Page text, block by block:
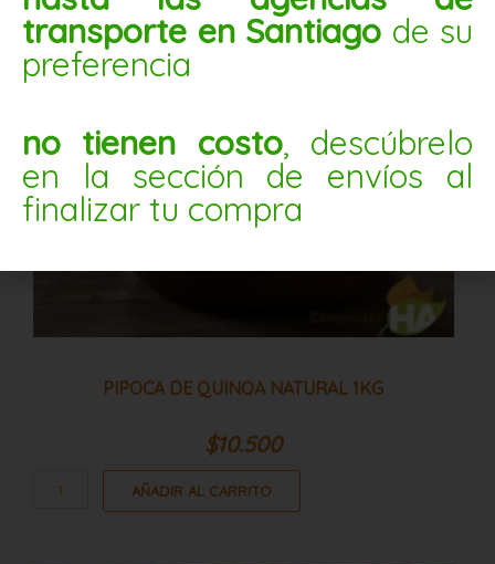
PIPOCA DE QUINOA NATURAL 1KG
$10.500
natural
1kg
cantidad
AÑADIR AL CARRITO
transporte en Santiago de su
preferencia
no tienen costo, descúbrelo
en la sección de envíos al
finalizar tu compra